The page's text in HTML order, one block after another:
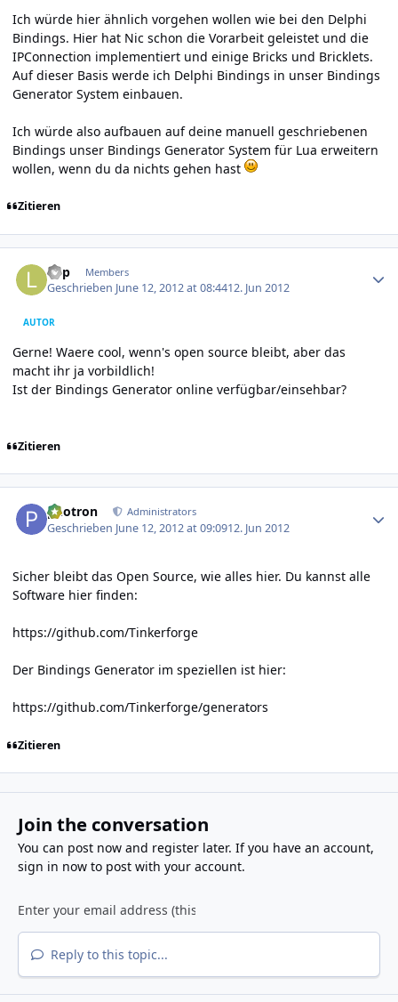
Ich würde hier ähnlich vorgehen wollen wie bei den Delphi
Bindings. Hier hat Nic schon die Vorarbeit geleistet und die
IPConnection implementiert und einige Bricks und Bricklets.
Auf dieser Basis werde ich Delphi Bindings in unser Bindings
Generator System einbauen.
Ich würde also aufbauen auf deine manuell geschriebenen
Bindings unser Bindings Generator System für Lua erweitern
wollen, wenn du da nichts gehen hast
Zitieren
lipp Members
Geschrieben June 12, 2012 at 08:4412. Jun 2012
AUTOR
Gerne! Waere cool, wenn's open source bleibt, aber das
macht ihr ja vorbildlich!
Ist der Bindings Generator online verfügbar/einsehbar?
Zitieren
photron Administrators
Geschrieben June 12, 2012 at 09:0912. Jun 2012
Sicher bleibt das Open Source, wie alles hier. Du kannst alle
Software hier finden:
https://github.com/Tinkerforge
Der Bindings Generator im speziellen ist hier:
https://github.com/Tinkerforge/generators
Zitieren
Join the conversation
You can post now and register later. If you have an account,
sign in nowto post with your account.
Reply to this topic...